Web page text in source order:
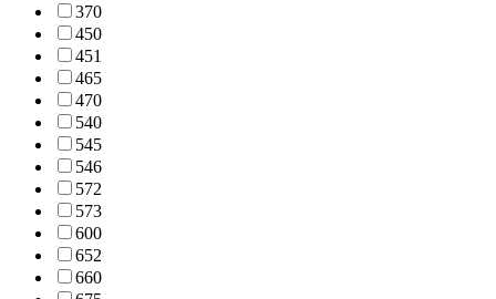
370
450
451
465
470
540
545
546
572
573
600
652
660